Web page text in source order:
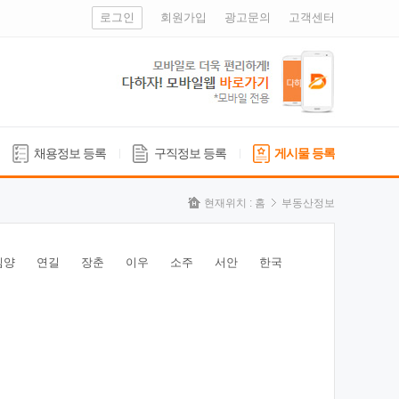
로그인 회원가입 광고문의 고객센터
채용정보 등록 구직정보 등록 게시물 등록
현재위치 : 홈 부동산정보
양 연길 장춘 이우 소주 서안 한국